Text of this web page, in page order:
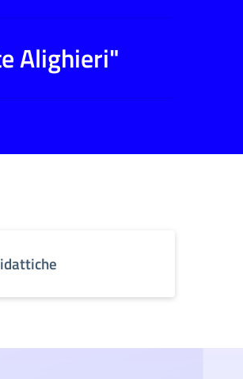
Alighieri"